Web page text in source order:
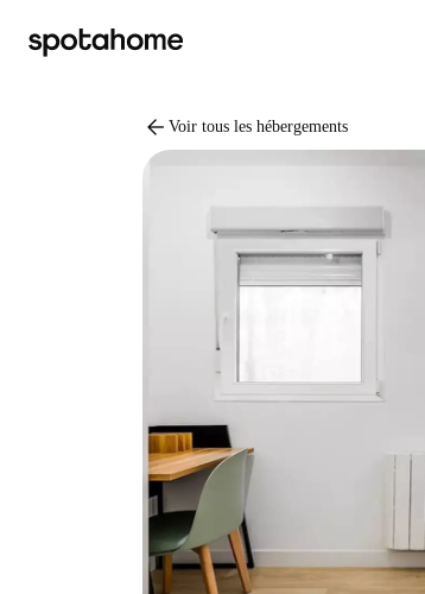
arrow_back Voir tous les hébergements